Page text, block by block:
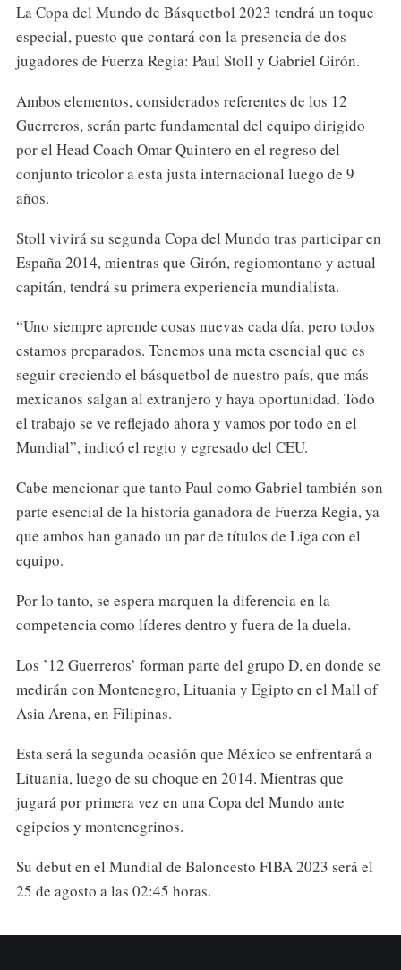
La Copa del Mundo de Básquetbol 2023 tendrá un toque
especial, puesto que contará con la presencia de dos
jugadores de Fuerza Regia: Paul Stoll y Gabriel Girón.
Ambos elementos, considerados referentes de los 12
Guerreros, serán parte fundamental del equipo dirigido
por el Head Coach Omar Quintero en el regreso del
conjunto tricolor a esta justa internacional luego de 9
años.
Stoll vivirá su segunda Copa del Mundo tras participar en
España 2014, mientras que Girón, regiomontano y actual
capitán, tendrá su primera experiencia mundialista.
“Uno siempre aprende cosas nuevas cada día, pero todos
estamos preparados. Tenemos una meta esencial que es
seguir creciendo el básquetbol de nuestro país, que más
mexicanos salgan al extranjero y haya oportunidad. Todo
el trabajo se ve reflejado ahora y vamos por todo en el
Mundial”, indicó el regio y egresado del CEU.
Cabe mencionar que tanto Paul como Gabriel también son
parte esencial de la historia ganadora de Fuerza Regia, ya
que ambos han ganado un par de títulos de Liga con el
equipo.
Por lo tanto, se espera marquen la diferencia en la
competencia como líderes dentro y fuera de la duela.
Los ’12 Guerreros’ forman parte del grupo D, en donde se
medirán con Montenegro, Lituania y Egipto en el Mall of
Asia Arena, en Filipinas.
Esta será la segunda ocasión que México se enfrentará a
Lituania, luego de su choque en 2014. Mientras que
jugará por primera vez en una Copa del Mundo ante
egipcios y montenegrinos.
Su debut en el Mundial de Baloncesto FIBA 2023 será el
25 de agosto a las 02:45 horas.